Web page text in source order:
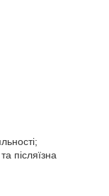
післяїзна